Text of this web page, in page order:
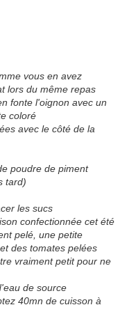
vous en avez
lors du même repas
fonte l'oignon avec un
coloré
avec le côté de la
poudre de piment
tard)
les sucs
confectionnée cet été
pelé, une petite
des tomates pelées
vraiment petit pour ne
de source
40mn de cuisson à